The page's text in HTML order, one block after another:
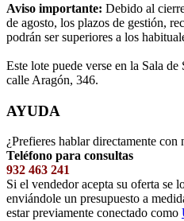
Aviso importante: Debido al
de agosto, los plazos de gestión,
podrán ser superiores a los
Este lote puede verse en la Sala
calle Aragón, 346.
AYUDA
¿Prefieres hablar directamente con
Teléfono para consultas
932 463 241
Si el vendedor acepta su oferta se
enviándole un presupuesto a
estar previamente conectado como